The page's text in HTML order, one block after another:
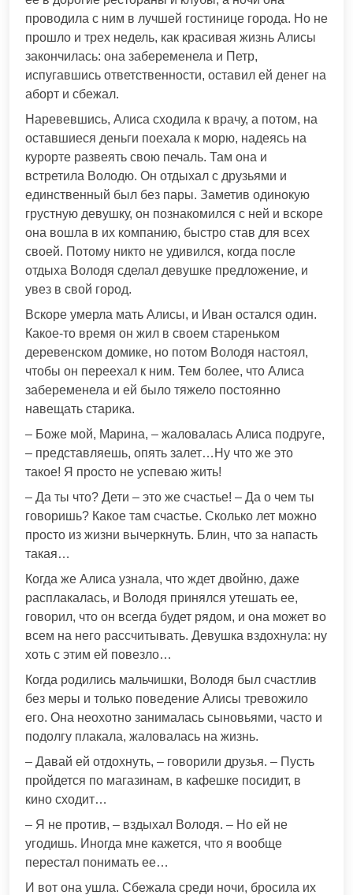
проводила с ним в лучшей гостинице города. Но не
прошло и трех недель, как красивая жизнь Алисы
закончилась: она забеременела и Петр,
испугавшись ответственности, оставил ей денег на
аборт и сбежал.
Наревевшись, Алиса сходила к врачу, а потом, на
оставшиеся деньги поехала к морю, надеясь на
курорте развеять свою печаль. Там она и
встретила Володю. Он отдыхал с друзьями и
единственный был без пары. Заметив одинокую
грустную девушку, он познакомился с ней и вскоре
она вошла в их компанию, быстро став для всех
своей. Потому никто не удивился, когда после
отдыха Володя сделал девушке предложение, и
увез в свой город.
Вскоре умерла мать Алисы, и Иван остался один.
Какое-то время он жил в своем стареньком
деревенском домике, но потом Володя настоял,
чтобы он переехал к ним. Тем более, что Алиса
забеременела и ей было тяжело постоянно
навещать старика.
– Боже мой, Марина, – жаловалась Алиса подруге,
– представляешь, опять залет…Ну что же это
такое! Я просто не успеваю жить!
– Да ты что? Дети – это же счастье! – Да о чем ты
говоришь? Какое там счастье. Сколько лет можно
просто из жизни вычеркнуть. Блин, что за напасть
такая…
Когда же Алиса узнала, что ждет двойню, даже
расплакалась, и Володя принялся утешать ее,
говорил, что он всегда будет рядом, и она может во
всем на него рассчитывать. Девушка вздохнула: ну
хоть с этим ей повезло…
Когда родились мальчишки, Володя был счастлив
без меры и только поведение Алисы тревожило
его. Она неохотно занималась сыновьями, часто и
подолгу плакала, жаловалась на жизнь.
– Давай ей отдохнуть, – говорили друзья. – Пусть
пройдется по магазинам, в кафешке посидит, в
кино сходит…
– Я не против, – вздыхал Володя. – Но ей не
угодишь. Иногда мне кажется, что я вообще
перестал понимать ее…
И вот она ушла. Сбежала среди ночи, бросила их